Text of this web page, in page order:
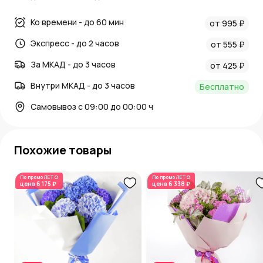
Ко времени - до 60 мин
от 995 ₽
Экспресс - до 2 часов
от 555 ₽
За МКАД - до 3 часов
от 425 ₽
Внутри МКАД - до 3 часов
Бесплатно
Самовывоз с 09:00 до 00:00 ч
Похожие товары
По промоЛЕТО
цена 6 175 ₽
По промоЛЕТО
цена 6 338 ₽